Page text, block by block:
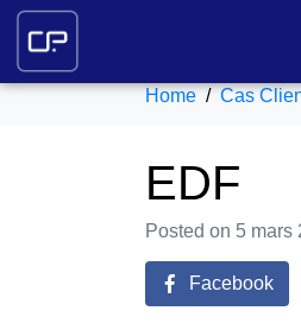
Home Cas
EDF
Posted on 5 mars
Facebook